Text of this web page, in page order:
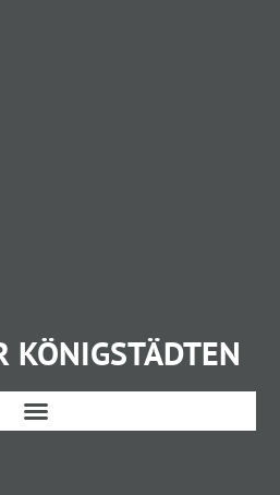
KÖNIGSTÄDTEN